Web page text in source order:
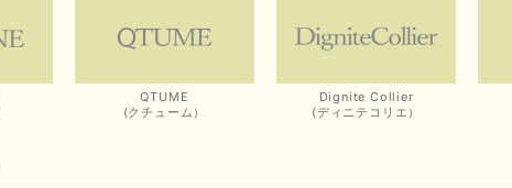
QTUME
(クチューム）
Dignite Collier
(ディニテコリエ）